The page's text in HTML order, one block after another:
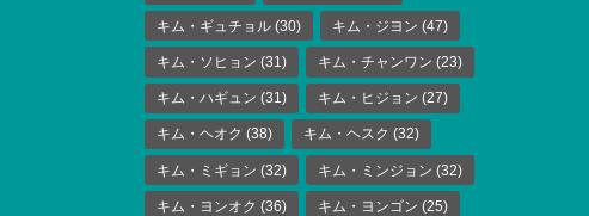
キム・ギュチョル (30) キム・ジヨン (47)
キム・ソヒョン (31) キム・チャンワン (23)
キム・ハギュン (31) キム・ヒジョン (27)
キム・ヘオク (38) キム・ヘスク (32)
キム・ミギョン (32) キム・ミンジョン (32)
キム・ヨンオク (36) キム・ヨンゴン (25)